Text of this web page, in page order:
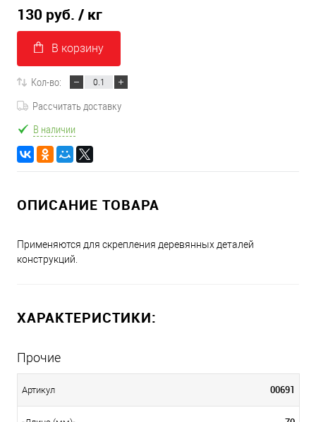
130 руб. / кг
В корзину
Кол-во:
Рассчитать доставку
В наличии
ОПИСАНИЕ ТОВАРА
Применяются для скрепления деревянных деталей
конструкций.
ХАРАКТЕРИСТИКИ:
Прочие
Артикул 00691